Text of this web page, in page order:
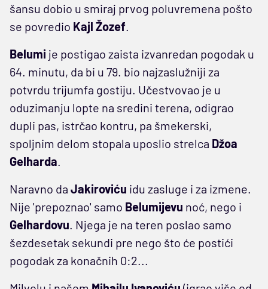
šansu dobio u smiraj prvog poluvremena pošto
se povredio Kajl Žozef.
Belumi je postigao zaista izvanredan pogodak u
64. minutu, da bi u 79. bio najzaslužniji za
potvrdu trijumfa gostiju. Učestvovao je u
oduzimanju lopte na sredini terena, odigrao
dupli pas, istrčao kontru, pa šmekerski,
spoljnim delom stopala uposlio strelca Džoa
Gelharda.
Naravno da Jakiroviću idu zasluge i za izmene.
Nije 'prepoznao' samo Belumijevu noć, nego i
Gelhardovu. Njega je na teren poslao samo
šezdesetak sekundi pre nego što će postići
pogodak za konačnih 0:2...